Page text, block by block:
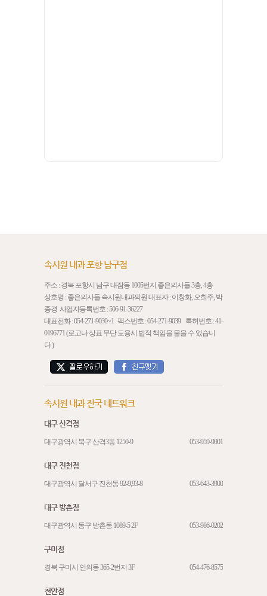
속시원 내과 포항 남구점
주소 : 경북 포항시 남구 대잠동 1005번지 좋은의사들 3층, 4층
상호명 : 좋은의사들 속시원내과의원 대표자 : 이창화, 오희주, 박
종경 사업자등록번호 : 506-91-36227
대표전화 :054-271-9030~1 팩스번호 : 054-271-9039 특허번호 : 41-
0196771 (로고나 상표 무단 도용시 법적 책임을 물을 수 있습니
다.)
속시원 내과 전국 네트워크
대구 산격점
대구광역시 북구 산격3동 1250-9 053-959-9001
대구 진천점
대구광역시 달서구 진천동 92-9,93-8 053-643-3900
대구 방촌점
대구광역시 동구 방촌동 1089-5 2F 053-986-0202
구미점
경북 구미시 인의동 365-2번지 3F 054-476-8575
천안점